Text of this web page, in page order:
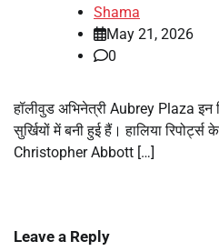
Shama
May 21, 2026
0
हॉलीवुड अभिनेत्री Aubrey Plaza इन
सुर्खियों में बनी हुई हैं। हालिया
Christopher Abbott […]
Leave a Reply